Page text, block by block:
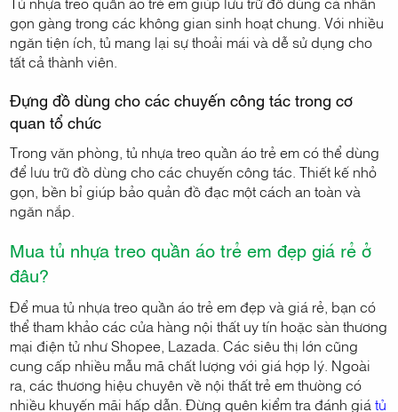
gọn gàng trong các không gian sinh hoạt chung. Với nhiều
ngăn tiện ích, tủ mang lại sự thoải mái và dễ sử dụng cho
tất cả thành viên.
Đựng đồ dùng cho các chuyến công tác trong cơ
quan tổ chức
Trong văn phòng, tủ nhựa treo quần áo trẻ em có thể dùng
để lưu trữ đồ dùng cho các chuyến công tác. Thiết kế nhỏ
gọn, bền bỉ giúp bảo quản đồ đạc một cách an toàn và
ngăn nắp.
Mua tủ nhựa treo quần áo trẻ em đẹp giá rẻ ở
đâu?
Để mua tủ nhựa treo quần áo trẻ em đẹp và giá rẻ, bạn có
thể tham khảo các cửa hàng nội thất uy tín hoặc sàn thương
mại điện tử như Shopee, Lazada. Các siêu thị lớn cũng
cung cấp nhiều mẫu mã chất lượng với giá hợp lý. Ngoài
ra, các thương hiệu chuyên về nội thất trẻ em thường có
nhiều khuyến mãi hấp dẫn. Đừng quên kiểm tra đánh giátủ